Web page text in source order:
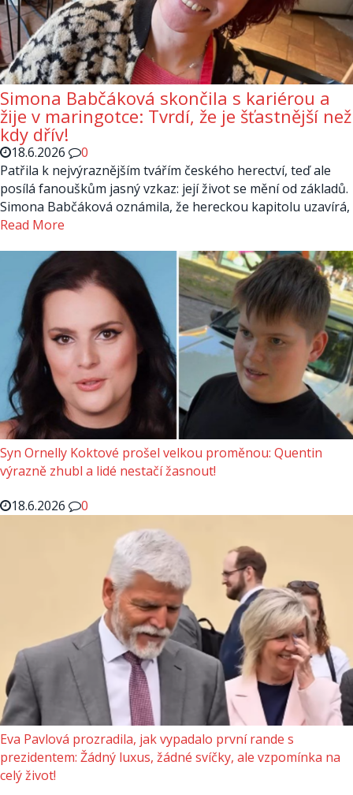
Simona Babčáková skončila s kariérou a
žije v maringotce: Tvrdí, že je šťastnější než
kdy dřív!
18.6.2026
0
Patřila k nejvýraznějším tvářím českého herectví, teď ale
posílá fanouškům jasný vzkaz: její život se mění od základů.
Simona Babčáková oznámila, že hereckou kapitolu uzavírá,
Read More
Syn Ornelly Koktové prošel velkou proměnou: Quentin
výrazně zhubl a lidé nestačí žasnout!
18.6.2026
0
Eva Pavlová prozradila, jak vypadalo první rande s
prezidentem: Žádný luxus, žádné svíčky, ale vzpomínka na
celý život!